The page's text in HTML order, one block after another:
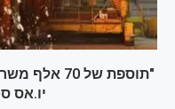
"תוספת של
יו.אס